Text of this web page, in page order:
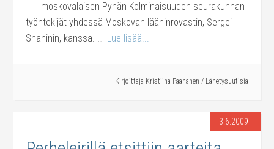
moskovalaisen Pyhän Kolminaisuuden seurakunnan
työntekijät yhdessä Moskovan lääninrovastin, Sergei
Shaninin, kanssa. … [Lue lisää...]
Kirjoittaja Kristiina Paananen / Lähetysuutisia
3.6.2009